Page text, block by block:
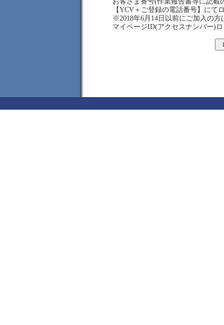
【YCV＋ご登録の電話番号】にて
※2018年6月14日以前にご加入の
マイページID(アクセスナンバー)